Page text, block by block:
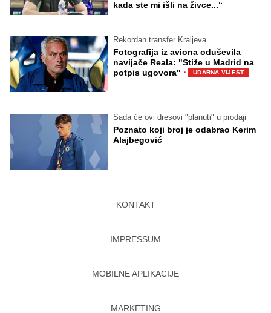
kada ste mi išli na živce...“
Rekordan transfer Kraljeva
Fotografija iz aviona oduševila
navijače Reala: "Stiže u Madrid na
potpis ugovora" · UDARNA VIJEST
Sada će ovi dresovi "planuti" u prodaji
Poznato koji broj je odabrao Kerim
Alajbegović
KONTAKT
IMPRESSUM
MOBILNE APLIKACIJE
MARKETING